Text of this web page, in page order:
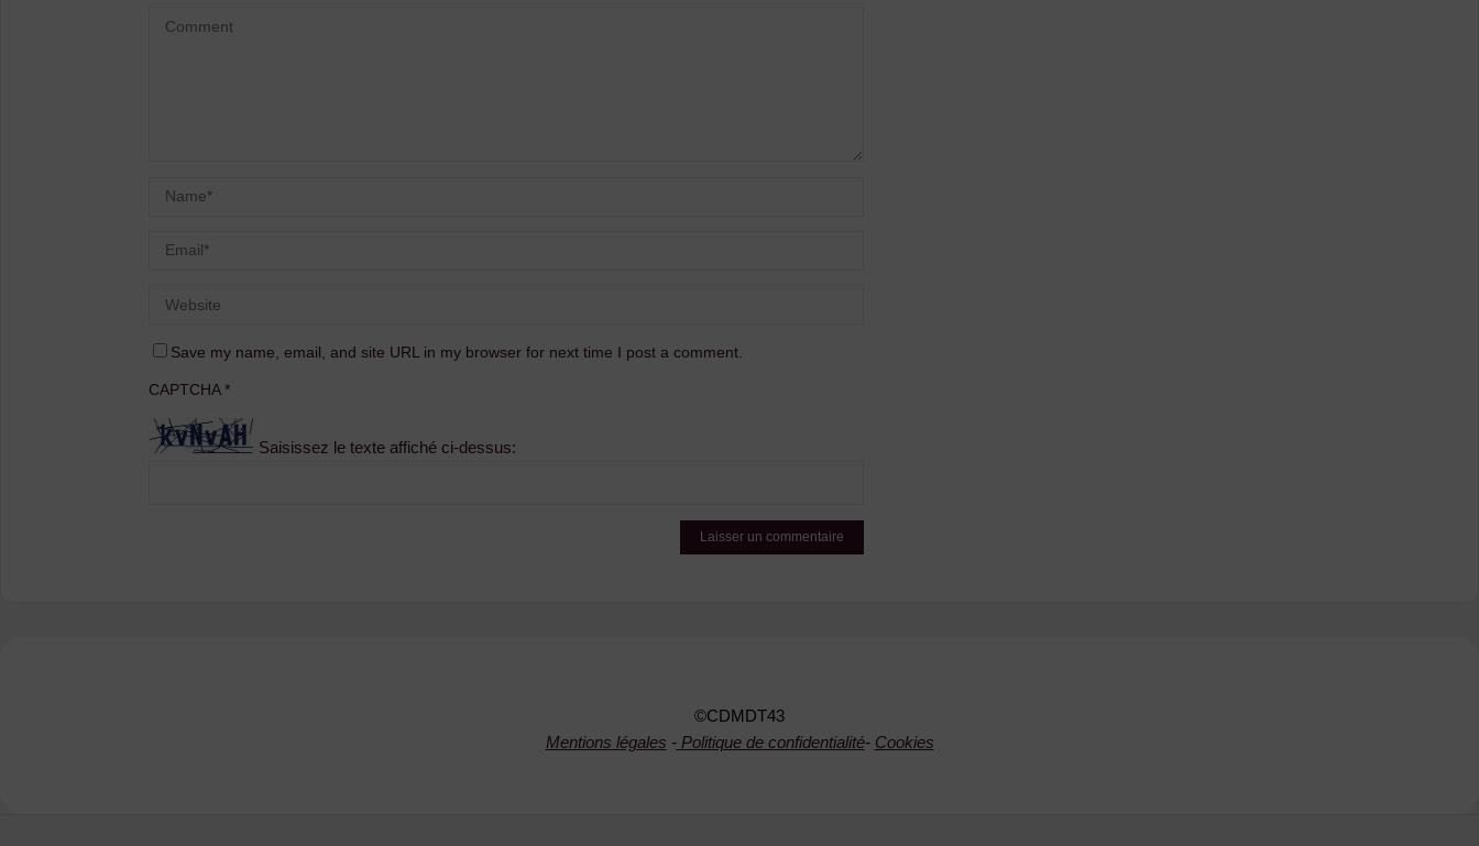
Save my name, email, and site URL in my browser for next time I post a comment.
CAPTCHA*
Saisissez le texte affiché ci-dessus:
©CDMDT43
Mentions légales -Politique de confidentialité- Cookies